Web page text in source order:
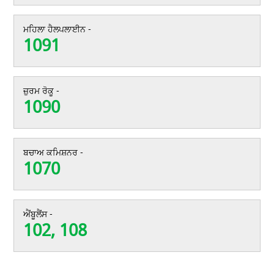
ਮਹਿਲਾ ਹੈਲਪਲਾਈਨ -
1091
ਜ਼ੁਰਮ ਰੋਕੂ -
1090
ਬਚਾਅ ਕਮਿਸ਼ਨਰ -
1070
ਐਂਬੂਲੈਂਸ -
102, 108